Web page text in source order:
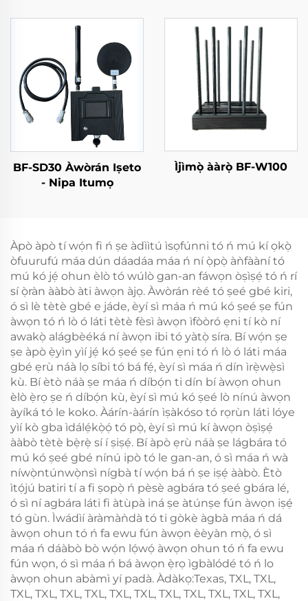
Solutions Against
Drones Portable Long
Range Signal Detector
For FPV
Counter Drone Module
5.2/5.8G Sufficient RF
Shields 5.2/5.8G 100W
50dbm
BF-SD30 Àwòrán Iṣeto
- Nipa Itumọ
Ìjìmọ̀ ààrọ̀ BF-W100
Àpò àpò tí wọ́n fi ń ṣe àdììtú ìsọfúnni tó ń mú kí ọkọ̀
òfuurufú máa dún dáadáa máa ń ní ọ̀pọ̀ àǹfààní tó
mú kó jẹ́ ohun èlò tó wúlò gan-an fáwọn òṣìṣẹ́ tó ń rí
sí ọ̀ràn ààbò àti àwọn àjọ. Àwòrán rèé tó ṣeé gbé kiri,
ó sì lè tètè gbé e jáde, èyí sì máa ń mú kó ṣeé ṣe fún
àwọn tó ń lò ó láti tètè fèsì àwọn ìfòòró ẹni tí kò ní
awakọ̀ alágbèéká ní àwọn ibi tó yàtọ̀ síra. Bí wọ́n ṣe
ṣe àpò ẹ̀yìn yìí jẹ́ kó ṣeé ṣe fún ẹni tó ń lò ó láti máa
gbé ẹrù náà lọ síbi tó bá fẹ́, èyí sì máa ń dín ìrẹ̀wẹ̀sì
kù. Bí ètò náà ṣe máa ń díbọ́n ti dín bí àwọn ohun
èlò ẹ̀rọ ṣe ń díbọ́n kù, èyí sì mú kó ṣeé lò nínú àwọn
àyíká tó le koko. Àárín-àárín ìṣàkóso tó rọrùn láti lóye
yìí kò gba ìdálẹ́kọ̀ọ́ tó pọ̀, èyí sì mú kí àwọn òṣìṣẹ́
ààbò tètè bẹ̀rẹ̀ sí í ṣiṣẹ́. Bí àpò ẹrù náà ṣe lágbára tó
mú kó ṣeé gbé nínú ipò tó le gan-an, ó sì máa ń wà
níwọ̀ntúnwọ̀nsì nígbà tí wọ́n bá ń ṣe iṣẹ́ ààbò. Ètò
ìtọ́jú batiri tí a fi ṣopọ̀ ń pèsè agbára tó ṣeé gbára lé,
ó sì ní agbára láti fi àtùpà iná ṣe àtúnṣe fún àwọn iṣẹ́
tó gùn. Ìwádìí àràmàǹdà tó ti gòkè àgbà máa ń dá
àwọn ohun tó ń fa ewu fún àwọn èèyàn mọ̀, ó sì
máa ń dáàbò bò wọ́n lọ́wọ́ àwọn ohun tó ń fa ewu
fún wọn, ó sì máa ń bá àwọn ẹ̀rọ ìgbàlódé tó ń lo
àwọn ohun abàmì yí padà. Àdàkọ:Texas, TXL, TXL,
TXL, TXL, TXL, TXL, TXL, TXL, TXL, TXL, TXL, TXL, TXL,